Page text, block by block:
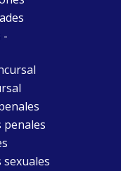
-
penales
sexuales